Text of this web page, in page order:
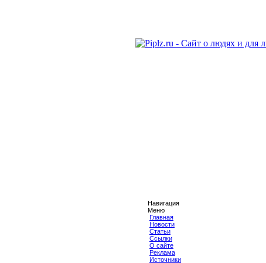
Навигация
Меню
Главная
Новости
Статьи
Ссылки
О сайте
Реклама
Источники